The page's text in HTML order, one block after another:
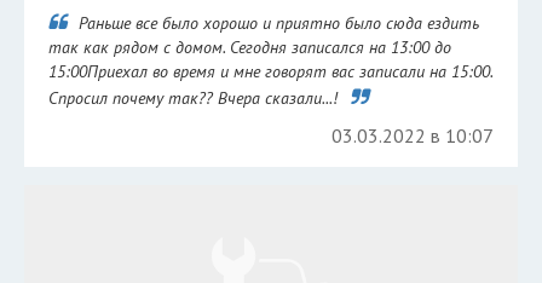
Раньше все было хорошо и приятно было сюда ездить
так как рядом с домом. Сегодня записался на 13:00 до
15:00Приехал во время и мне говорят вас записали на 15:00.
Спросил почему так?? Вчера сказали...!
03.03.2022 в 10:07